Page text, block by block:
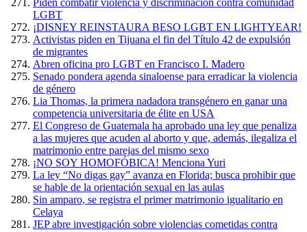
Piden combatir violencia y discriminación contra comunidad
LGBT
¡DISNEY REINSTAURA BESO LGBT EN LIGHTYEAR!
Activistas piden en Tijuana el fin del Título 42 de expulsión
de migrantes
Abren oficina pro LGBT en Francisco I. Madero
Senado pondera agenda sinaloense para erradicar la violencia
de género
Lia Thomas, la primera nadadora transgénero en ganar una
competencia universitaria de élite en USA
El Congreso de Guatemala ha aprobado una ley que penaliza
a las mujeres que acuden al aborto y que, además, ilegaliza el
matrimonio entre parejas del mismo sexo
¡NO SOY HOMOFÓBICA! Menciona Yuri
La ley “No digas gay” avanza en Florida; busca prohibir que
se hable de la orientación sexual en las aulas
Sin amparo, se registra el primer matrimonio igualitario en
Celaya
JEP abre investigación sobre violencias cometidas contra